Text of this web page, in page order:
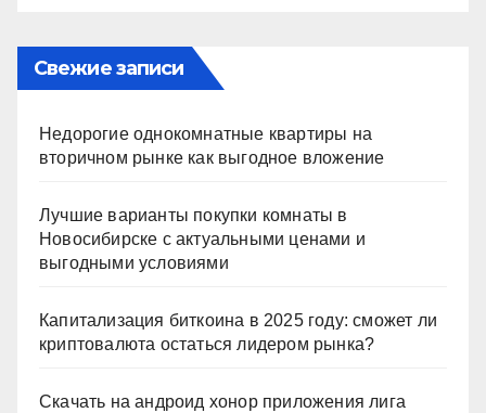
Свежие записи
Недорогие однокомнатные квартиры на
вторичном рынке как выгодное вложение
Лучшие варианты покупки комнаты в
Новосибирске с актуальными ценами и
выгодными условиями
Капитализация биткоина в 2025 году: сможет ли
криптовалюта остаться лидером рынка?
Скачать на андроид хонор приложения лига